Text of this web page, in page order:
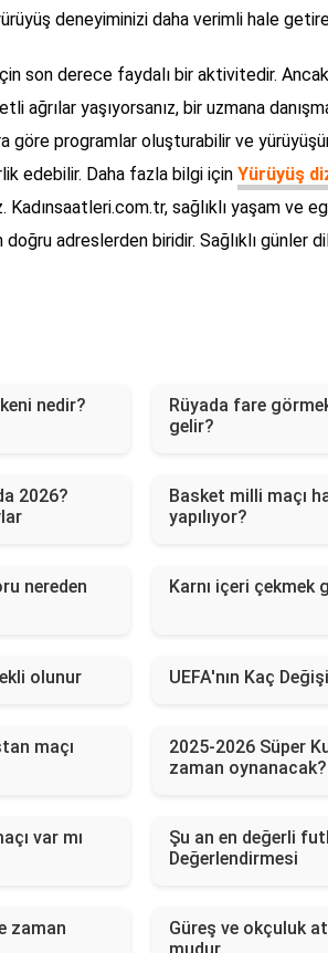
deneyiminizi daha verimli hale
son derece faydalı bir aktivitedir.
ağrılar yaşıyorsanız, bir uzmana
göre programlar oluşturabilir ve
edebilir. Daha fazla bilgi için Yürüyüş
sağlıklı yaşam ve
adreslerden biridir. Sağlıklı günler
nedir?
Rüyada fare
gelir?
2026?
Basket milli maçı
yapılıyor?
nereden
Karnı içeri çekmek
olunur UEFA'nın Kaç
maçı
2025-2026 Süper
zaman oynanacak?
var mı
Şu an en değerli
Değerlendirmesi
zaman
Güreş ve okçuluk